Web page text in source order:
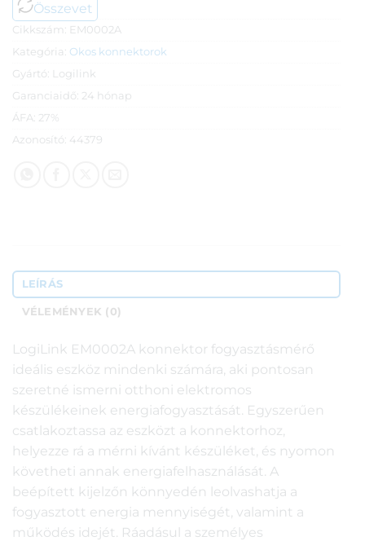
Összevet
Cikkszám: EM0002A
Kategória: Okos konnektorok
Gyártó: Logilink
Garanciaidő: 24 hónap
ÁFA: 27%
Azonosító: 44379
LEÍRÁS
VÉLEMÉNYEK (0)
LogiLink EM0002A konnektor fogyasztásmérő
ideális eszköz mindenki számára, aki pontosan
szeretné ismerni otthoni elektromos
készülékeinek energiafogyasztását. Egyszerűen
csatlakoztassa az eszközt a konnektorhoz,
helyezze rá a mérni kívánt készüléket, és nyomon
követheti annak energiafelhasználását. A
beépített kijelzőn könnyedén leolvashatja a
fogyasztott energia mennyiségét, valamint a
működés idejét. Ráadásul a személyes